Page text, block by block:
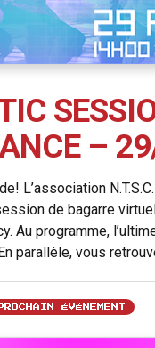
–
L’association
de bagarre
Au programme,
parallèle, vous
PROCHAIN ÉVÉNEMENT